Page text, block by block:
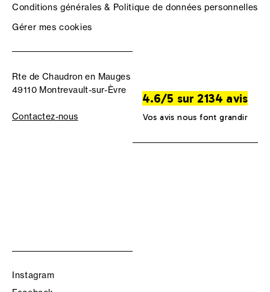
Conditions générales & Politique de données personnelles
Gérer mes cookies
Rte de Chaudron en Mauges
49110 Montrevault-sur-Èvre
Contactez-nous
4.6/5 sur 2134 avis
Vos avis nous font grandir
Instagram